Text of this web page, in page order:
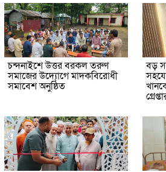
চন্দনাইশে উত্তর বরকল তরুণ
সমাজের উদ্যোগে মাদকবিরোধী
সমাবেশ অনুষ্ঠিত
বড়